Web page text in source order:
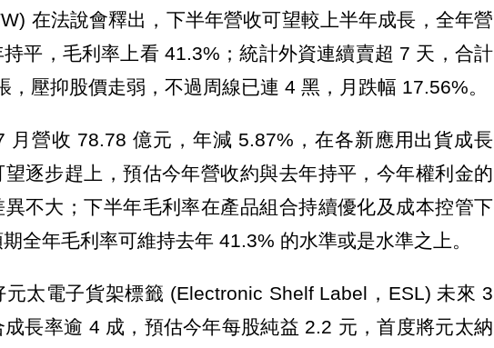
在法說會釋出，下半年營收可望較上半年成長，全年營
平，毛利率上看 41.3%；統計外資連續賣超 7 天，合計
，壓抑股價走弱，不過周線已連 4 黑，月跌幅 17.56%。
月營收 78.78 億元，年減 5.87%，在各新應用出貨成長
逐步趕上，預估今年營收約與去年持平，今年權利金的
異不大；下半年毛利率在產品組合持續優化及成本控管下
全年毛利率可維持去年 41.3% 的水準或是水準之上。
元太電子貨架標籤 (Electronic Shelf Label，ESL) 未來 3
長率逾 4 成，預估今年每股純益 2.2 元，首度將元太納